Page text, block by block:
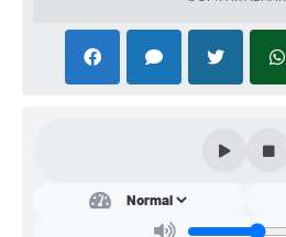
PCA (Planos de Contratações Anuais)